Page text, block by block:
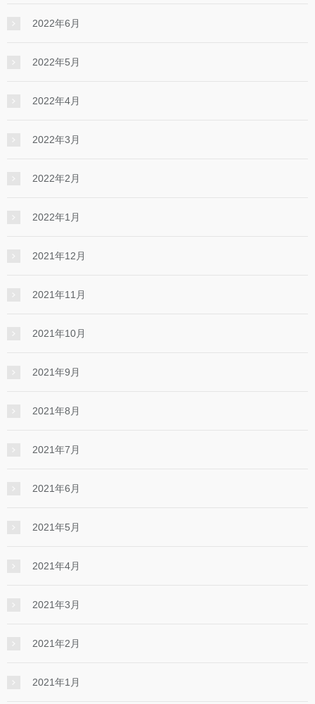
2022年6月
2022年5月
2022年4月
2022年3月
2022年2月
2022年1月
2021年12月
2021年11月
2021年10月
2021年9月
2021年8月
2021年7月
2021年6月
2021年5月
2021年4月
2021年3月
2021年2月
2021年1月